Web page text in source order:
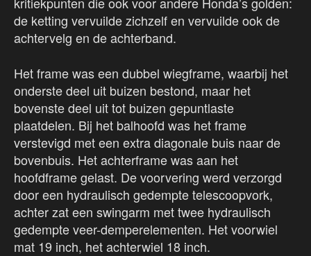
de ketting vervuilde zichzelf en vervuilde ook de
achtervelg en de achterband.
Het frame was een dubbel wiegframe, waarbij het
onderste deel uit buizen bestond, maar het
bovenste deel uit tot buizen gepuntlaste
plaatdelen. Bij het balhoofd was het frame
verstevigd met een extra diagonale buis naar de
bovenbuis. Het achterframe was aan het
hoofdframe gelast. De voorvering werd verzorgd
door een hydraulisch gedempte telescoopvork,
achter zat een swingarm met twee hydraulisch
gedempte veer-demperelementen. Het voorwiel
mat 19 inch, het achterwiel 18 inch.